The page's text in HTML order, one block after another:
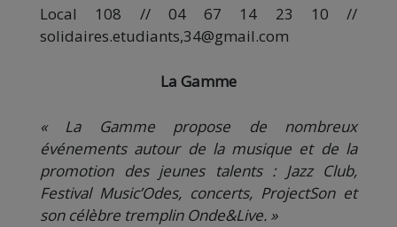
Local 108 // 04 67 14 23 10 //
solidaires.etudiants,34@gmail.com
La Gamme
« La Gamme propose de nombreux
événements autour de la musique et de la
promotion des jeunes talents : Jazz Club,
Festival Music’Odes, concerts, ProjectSon et
son célèbre tremplin Onde&Live. »